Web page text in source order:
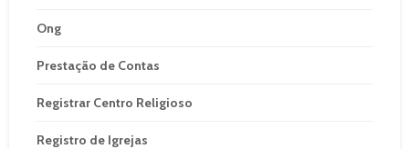
Ong
Prestação de Contas
Registrar Centro Religioso
Registro de Igrejas